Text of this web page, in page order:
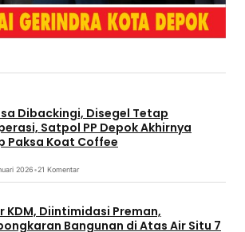
Dibackingi, Disegel Tetap
Satpol PP Depok Akhirnya
Paksa Koat Coffee
2026•21 Komentar
KDM, Diintimidasi Preman,
Bangunan di Atas Air Situ 7